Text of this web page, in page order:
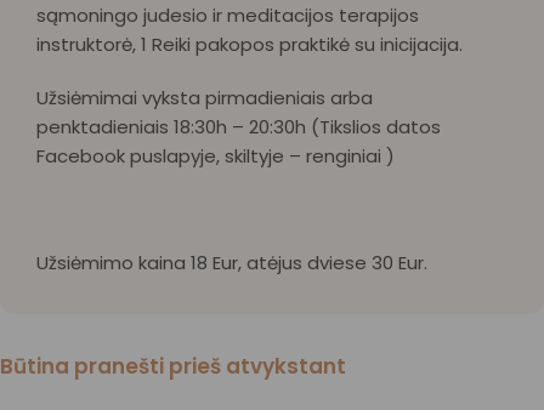
sąmoningo judesio ir meditacijos terapijos
instruktorė, 1 Reiki pakopos praktikė su inicijacija.
Užsiėmimai vyksta pirmadieniais arba
penktadieniais 18:30h – 20:30h (Tikslios datos
Facebook puslapyje, skiltyje – renginiai )
Užsiėmimo kaina 18 Eur, atėjus dviese 30 Eur.
Būtina pranešti prieš atvykstant